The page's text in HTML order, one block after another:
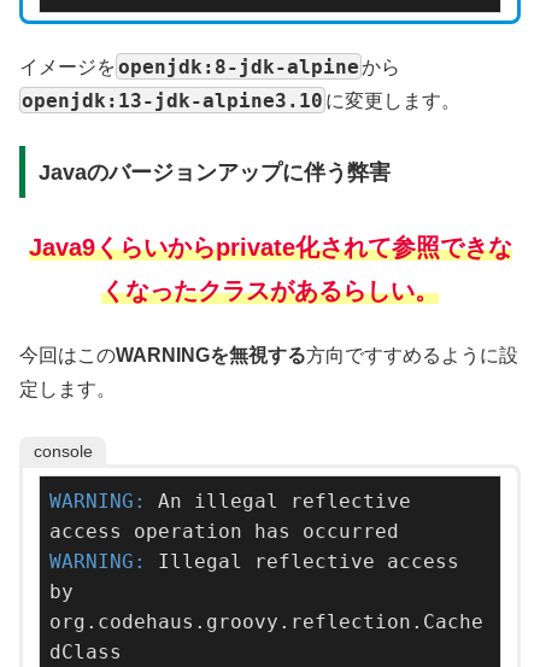
イメージをopenjdk:8-jdk-alpineから
openjdk:13-jdk-alpine3.10 に変更します。
Javaのバージョンアップに伴う弊害
Java9くらいからprivate化されて参照できな
くなったクラスがあるらしい。
今回はこのWARNINGを無視する方向ですすめるように設
定します。
console
WARNING: An illegal reflective
WARNING: Illegal reflective access
by
org.codehaus.groovy.reflection.Cache
dClass